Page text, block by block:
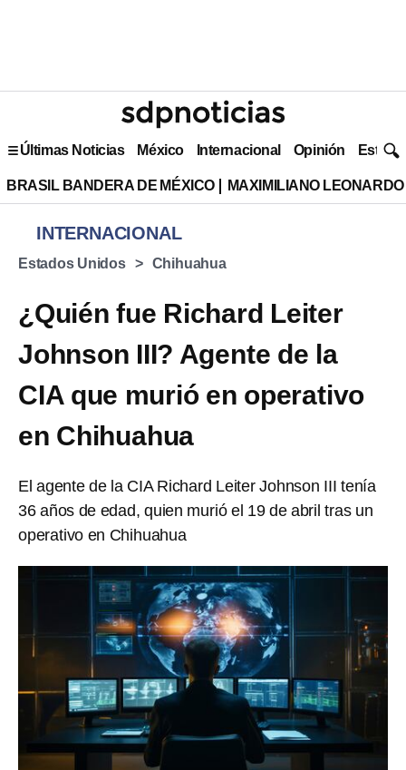
Últimas Noticias México Internacional Opinión Estilo
BRASIL BANDERA DE MÉXICO MAXIMILIANO
INTERNACIONAL
Estados Unidos Chihuahua
¿Quién fue Richard Leiter
Johnson III? Agente de la
CIA que murió en operativo
en Chihuahua
El agente de la CIA Richard Leiter Johnson III tenía
36 años de edad, quien murió el 19 de abril tras un
operativo en Chihuahua